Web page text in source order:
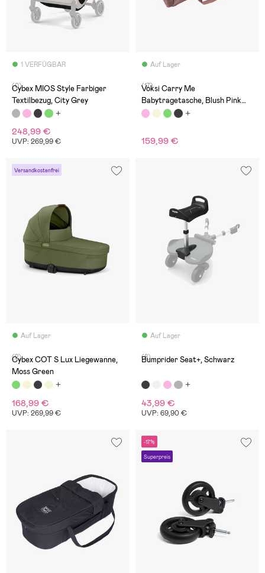
1 VERFÜGBAR
(0)
Cybex MIOS Style Farbiger
Textilbezug, City Grey
248,99 €
UVP: 269,99 €
Auf Lager
(17)
Voksi Carry Me
Babytragetasche, Blush Pink
Leaf
159,99 €
Versandkostenfrei
Auf Lager
(2)
Cybex COT S Lux Liegewanne,
Moss Green
168,99 €
UVP: 269,99 €
Auf Lager
(8)
Bumprider Seat+, Schwarz
43,99 €
UVP: 69,90 €
-17%
Superpreis